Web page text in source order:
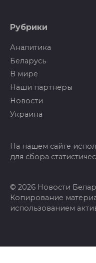
Рубрики
Аналитика
Беларусь
В мире
Наши партнеры
Новости
Украина
На нашем сайте
для сбора
© 2026 Новости
Копирование
использованием